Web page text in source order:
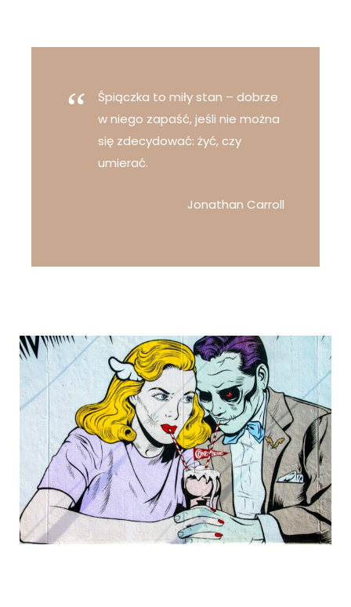
Śpiączka to miły stan – dobrze
w niego zapaść, jeśli nie można
się zdecydować: żyć, czy
umierać.
Jonathan Carroll